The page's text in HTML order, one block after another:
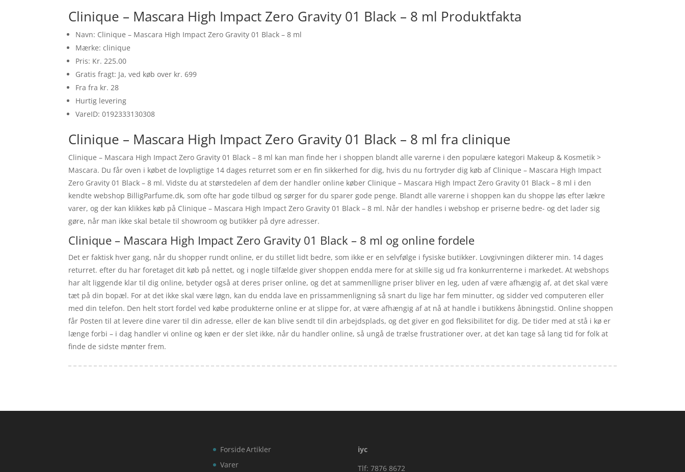
Clinique – Mascara High Impact Zero Gravity 01 Black – 8 ml Produktfakta
Navn: Clinique – Mascara High Impact Zero Gravity 01 Black – 8 ml
Mærke: clinique
Pris: Kr. 225.00
Gratis fragt: Ja, ved køb over kr. 699
Fra fra kr. 28
Hurtig levering
VareID: 0192333130308
Clinique – Mascara High Impact Zero Gravity 01 Black – 8 ml fra clinique
Clinique – Mascara High Impact Zero Gravity 01 Black – 8 ml kan man finde her i shoppen blandt alle varerne i den populære kategori Makeup & Kosmetik >
Mascara. Du får oven i købet de lovpligtige 14 dages returret som er en fin sikkerhed for dig, hvis du nu fortryder dig køb af Clinique – Mascara High Impact
Zero Gravity 01 Black – 8 ml. Vidste du at størstedelen af dem der handler online køber Clinique – Mascara High Impact Zero Gravity 01 Black – 8 ml i den
kendte webshop BilligParfume.dk, som ofte har gode tilbud og sørger for du sparer gode penge. Blandt alle varerne i shoppen kan du shoppe løs efter lækre
varer, og der kan klikkes køb på Clinique – Mascara High Impact Zero Gravity 01 Black – 8 ml. Når der handles i webshop er priserne bedre- og det lader sig
gøre, når man ikke skal betale til showroom og butikker på dyre adresser.
Clinique – Mascara High Impact Zero Gravity 01 Black – 8 ml og online fordele
Det er faktisk hver gang, når du shopper rundt online, er du stillet lidt bedre, som ikke er en selvfølge i fysiske butikker. Lovgivningen dikterer min. 14 dages
returret. efter du har foretaget dit køb på nettet, og i nogle tilfælde giver shoppen endda mere for at skille sig ud fra konkurrenterne i markedet. At webshops
har alt liggende klar til dig online, betyder også at deres priser online, og det at sammenlligne priser bliver en leg, uden af være afhængig af, at det skal være
tæt på din bopæl. For at det ikke skal være løgn, kan du endda lave en prissammenligning så snart du lige har fem minutter, og sidder ved computeren eller
med din telefon. Den helt stort fordel ved købe produkterne online er at slippe for, at være afhængig af at nå at handle i butikkens åbningstid. Online shoppen
får Posten til at levere dine varer til din adresse, eller de kan blive sendt til din arbejdsplads, og det giver en god fleksibilitet for dig. De tider med at stå i kø er
længe forbi – i dag handler vi online og køen er der slet ikke, når du handler online, så ungå de trælse frustrationer over, at det kan tage så lang tid for folk at
finde de sidste mønter frem.
Forside
Varer
Artikler
iyc
Tlf: 7876 8672